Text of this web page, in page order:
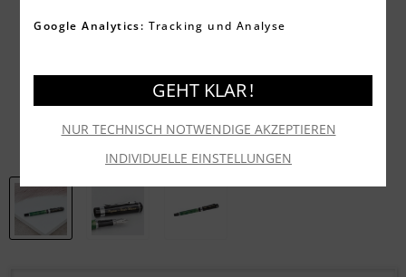
Google Analytics: Tracking und Analyse
INDIVIDUELLE EINSTELLUNGEN
NUR TECHNISCH NOTWENDIGE AKZEPTIEREN
GEHT KLAR !